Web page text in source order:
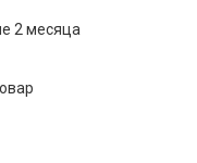
2 месяца